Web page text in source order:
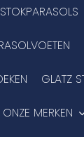
STOKPARASOLS
GLATZ
ONZE MERKEN